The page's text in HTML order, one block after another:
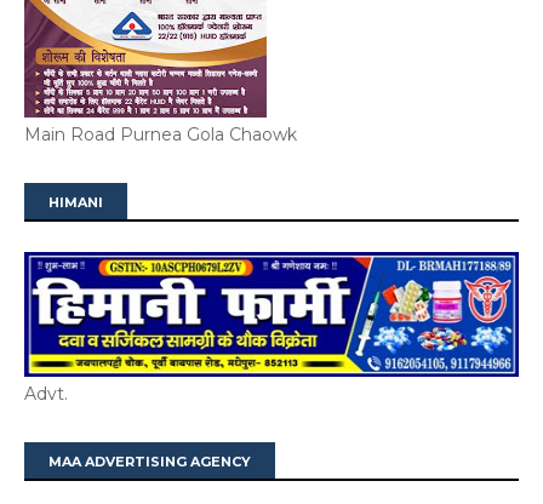
Main Road Purnea Gola Chaowk
HIMANI
Advt.
MAA ADVERTISING AGENCY